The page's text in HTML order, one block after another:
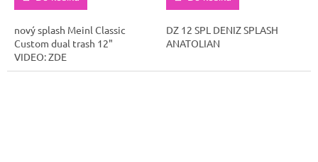
nový splash Meinl Classic
Custom dual trash 12"
VIDEO: ZDE
DZ 12 SPL DENIZ SPLASH
ANATOLIAN